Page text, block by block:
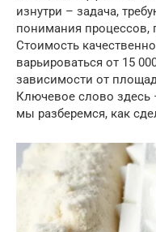
изнутри – задача,
понимания процессов,
Стоимость
варьироваться от 15
зависимости от
Ключевое слово здесь
мы разберемся, как